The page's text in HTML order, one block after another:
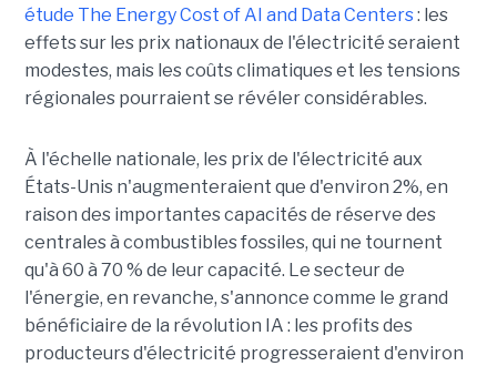
étude The Energy Cost of AI and Data Centers: les
effets sur les prix nationaux de l'électricité seraient
modestes, mais les coûts climatiques et les tensions
régionales pourraient se révéler considérables.
À l'échelle nationale, les prix de l'électricité aux
États-Unis n'augmenteraient que d'environ 2%, en
raison des importantes capacités de réserve des
centrales à combustibles fossiles, qui ne tournent
qu'à 60 à 70 % de leur capacité. Le secteur de
l'énergie, en revanche, s'annonce comme le grand
bénéficiaire de la révolution IA : les profits des
producteurs d'électricité progresseraient d'environ